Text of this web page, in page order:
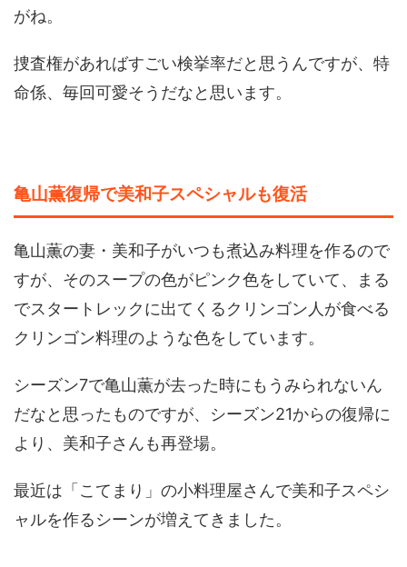
がね。
捜査権があればすごい検挙率だと思うんですが、特
命係、毎回可愛そうだなと思います。
亀山薫復帰で美和子スペシャルも復活
亀山薫の妻・美和子がいつも煮込み料理を作るので
すが、そのスープの色がピンク色をしていて、まる
でスタートレックに出てくるクリンゴン人が食べる
クリンゴン料理のような色をしています。
シーズン7で亀山薫が去った時にもうみられないん
だなと思ったものですが、シーズン21からの復帰に
より、美和子さんも再登場。
最近は「こてまり」の小料理屋さんで美和子スペシ
ャルを作るシーンが増えてきました。